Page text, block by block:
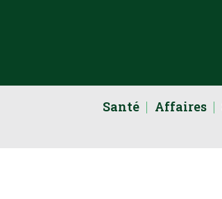
Santé Affaires